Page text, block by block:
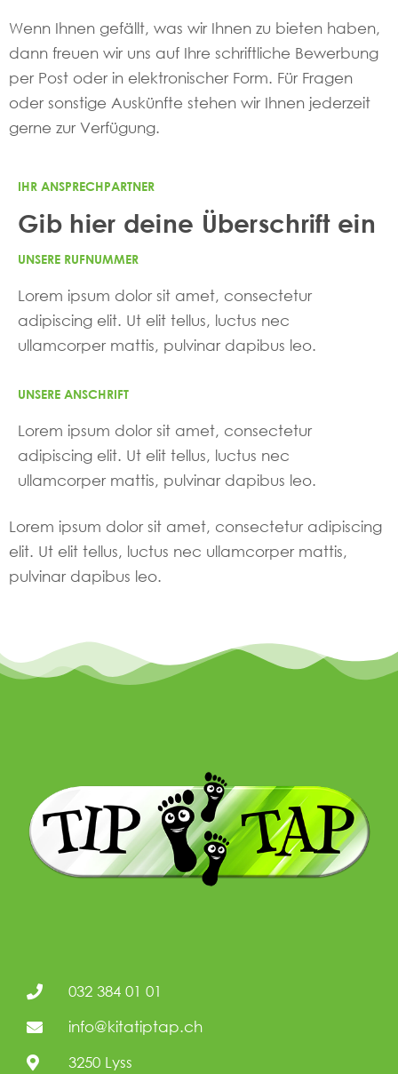
Wenn Ihnen gefällt, was wir Ihnen zu bieten haben,
dann freuen wir uns auf Ihre schriftliche Bewerbung
per Post oder in elektronischer Form. Für Fragen
oder sonstige Auskünfte stehen wir Ihnen jederzeit
gerne zur Verfügung.
IHR ANSPRECHPARTNER
Gib hier deine Überschrift ein
UNSERE RUFNUMMER
Lorem ipsum dolor sit amet, consectetur
adipiscing elit. Ut elit tellus, luctus nec
ullamcorper mattis, pulvinar dapibus leo.
UNSERE ANSCHRIFT
Lorem ipsum dolor sit amet, consectetur
adipiscing elit. Ut elit tellus, luctus nec
ullamcorper mattis, pulvinar dapibus leo.
Lorem ipsum dolor sit amet, consectetur adipiscing
elit. Ut elit tellus, luctus nec ullamcorper mattis,
pulvinar dapibus leo.
032 384 01 01
info@kitatiptap.ch
3250 Lyss